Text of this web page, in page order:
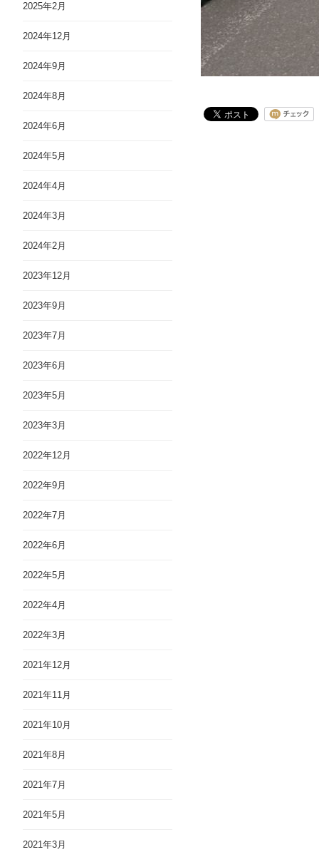
2025年2月
2024年12月
2024年9月
2024年8月
2024年6月
2024年5月
2024年4月
2024年3月
2024年2月
2023年12月
2023年9月
2023年7月
2023年6月
2023年5月
2023年3月
2022年12月
2022年9月
2022年7月
2022年6月
2022年5月
2022年4月
2022年3月
2021年12月
2021年11月
2021年10月
2021年8月
2021年7月
2021年5月
2021年3月